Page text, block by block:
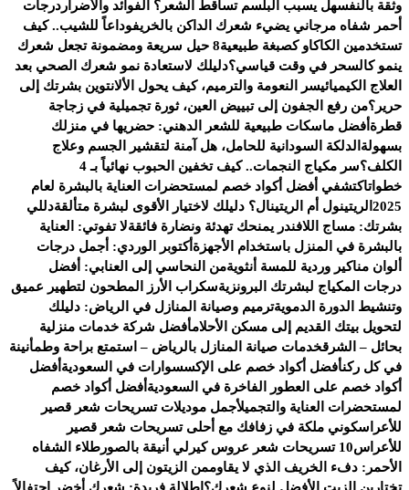
وثقة بالنفسهل يسبب البلسم تساقط الشعر؟ الفوائد والأضرار درجات
أحمر شفاه مرجاني يضيء شعرك الداكن بالخريفوداعاً للشيب.. كيف
تستخدمين الكاكاو كصبغة طبيعية
8 حيل سريعة ومضمونة تجعل شعرك
ينمو كالسحر في وقت قياسي؟دليلك لاستعادة نمو شعرك الصحي بعد
العلاج الكيميائيسر النعومة والترميم، كيف يحول الألانتوين بشرتك إلى
حرير؟من رفع الجفون إلى تبييض العين، ثورة تجميلية في زجاجة
قطرة أفضل ماسكات طبيعية للشعر الدهني: حضريها في منزلك
بسهولة الدلكة السودانية للحامل، هل آمنة لتقشير الجسم وعلاج
الكلف؟
سر مكياج النجمات.. كيف تخفين الحبوب نهائياً بـ 4
خطواتاكتشفي أفضل أكواد خصم لمستحضرات العناية بالبشرة لعام
2025 الريتينول أم الريتينال؟ دليلك لاختيار الأقوى لبشرة متألقةدللي
بشرتك: مساج اللافندر يمنحك تهدئة ونضارة فائقةلا تفوتي: العناية
بالبشرة في المنزل باستخدام الأجهزة أكتوبر الوردي: أجمل درجات
ألوان مناكير وردية للمسة أنثويةمن النحاسي إلى العنابي: أفضل
درجات المكياج لبشرتك البرونزيةسكراب الأرز المطحون لتطهير عميق
وتنشيط الدورة الدمويةترميم وصيانة المنازل في الرياض: دليلك
لتحويل بيتك القديم إلى مسكن الأحلامأفضل شركة خدمات منزلية
بحائل – الشرقخدمات صيانة المنازل بالرياض – استمتع براحة وطمأنينة
في كل ركنأفضل أكواد خصم على الإكسسوارات في السعودية أفضل
أكواد خصم على العطور الفاخرة في السعودية أفضل أكواد خصم
لمستحضرات العناية والتجميلأجمل موديلات تسريحات شعر قصير
للأعراسكوني ملكة في زفافك مع أحلى تسريحات شعر قصير
للأعراس10 تسريحات شعر عروس كيرلي أنيقة بالصور
طلاء الشفاه
الأحمر: دفء الخريف الذي لا يقاوممن الزيتون إلى الأرغان، كيف